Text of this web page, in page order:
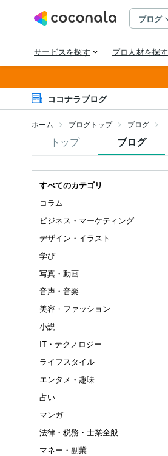
ココナラブログ
ホーム ブログトップ ブログ
トップ ブログ
すべてのカテゴリ
コラム
ビジネス・マーケティング
デザイン・イラスト
学び
写真・動画
音声・音楽
美容・ファッション
小説
IT・テクノロジー
ライフスタイル
エンタメ・趣味
占い
マンガ
法律・税務・士業全般
マネー・副業